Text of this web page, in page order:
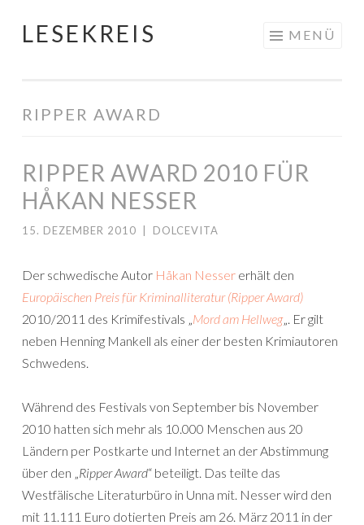
Springe
LESEKREIS MENÜ
RIPPER AWARD
RIPPER AWARD 2010 FÜR
HÅKAN NESSER
15. DEZEMBER 2010 DOLCEVITA
Der schwedische Autor Håkan Nesser erhält den
Europäischen Preis für Kriminalliteratur (Ripper Award)
2010/2011 des Krimifestivals „Mord am Hellweg„. Er gilt
neben Henning Mankell als einer der besten Krimiautoren
Schwedens.
Während des Festivals von September bis November
2010 hatten sich mehr als 10.000 Menschen aus 20
Ländern per Postkarte und Internet an der Abstimmung
über den „Ripper Award“ beteiligt. Das teilte das
Westfälische Literaturbüro in Unna mit. Nesser wird den
mit 11.111 Euro dotierten Preis am 26. März 2011 in der